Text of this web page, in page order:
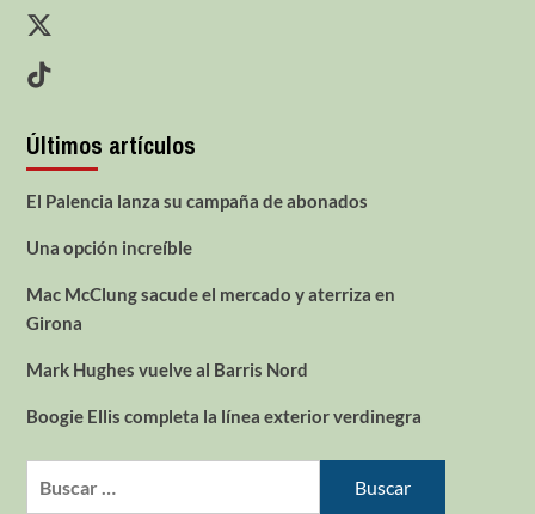
Últimos artículos
El Palencia lanza su campaña de abonados
Una opción increíble
Mac McClung sacude el mercado y aterriza en
Girona
Mark Hughes vuelve al Barris Nord
Boogie Ellis completa la línea exterior verdinegra